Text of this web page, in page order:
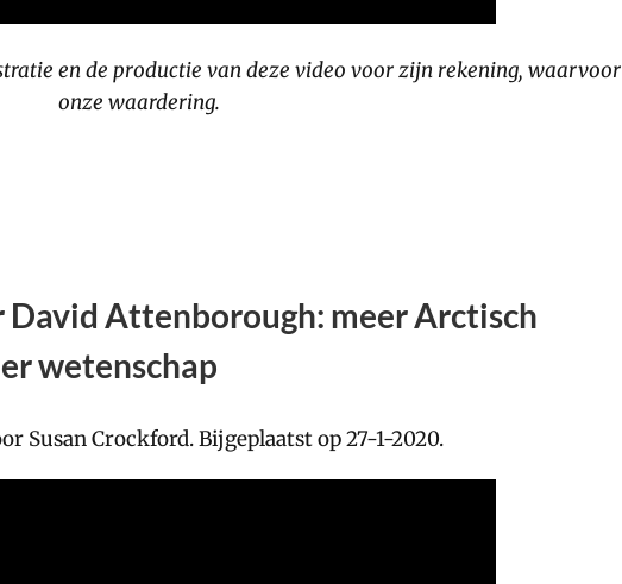
en de productie van deze video voor zijn rekening, waarvoor
onze waardering.
David Attenborough: meer Arctisch
wetenschap
Susan Crockford. Bijgeplaatst op 27-1-2020.